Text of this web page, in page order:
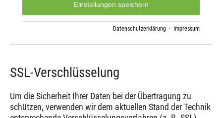
Einstellungen speichern
Datenschutzerklärung · Impressum
SSL-Verschlüsselung
Um die Sicherheit Ihrer Daten bei der Übertragung zu
schützen, verwenden wir dem aktuellen Stand der Technik